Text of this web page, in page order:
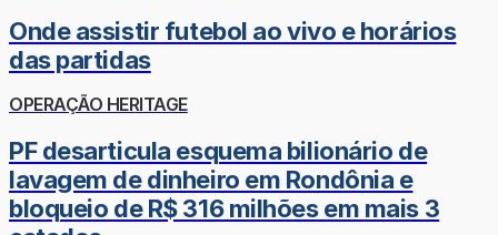
Onde assistir futebol ao vivo e horários
das partidas
OPERAÇÃO HERITAGE
PF desarticula esquema bilionário de
lavagem de dinheiro em Rondônia e
bloqueio de R$ 316 milhões em mais 3